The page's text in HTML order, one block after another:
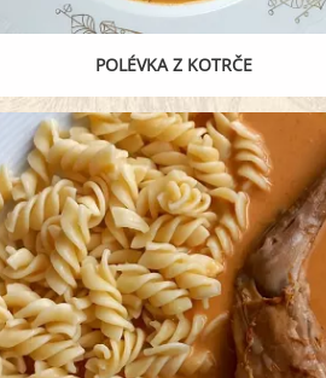
POLÉVKA Z KOTRČE